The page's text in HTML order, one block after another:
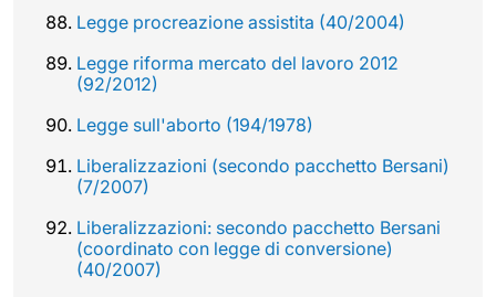
Legge procreazione assistita (40/2004)
Legge riforma mercato del lavoro 2012
(92/2012)
Legge sull'aborto (194/1978)
Liberalizzazioni (secondo pacchetto Bersani)
(7/2007)
Liberalizzazioni: secondo pacchetto Bersani
(coordinato con legge di conversione)
(40/2007)